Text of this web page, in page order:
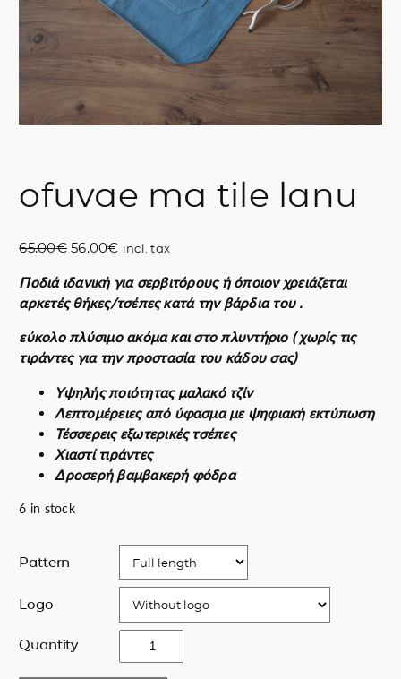
ofuvae ma tile lanu
65.00€ O
i
g
a
l
p
r
i
c
w
.
56.00€C
r
r
p
r
i
c
e
6
0
€
incl. tax
Ποδιά ιδανική για σερβιτόρους ή όποιον χρειάζεται
αρκετές θήκες/τσέπες κατά την βάρδια του .
εύκολο πλύσιμο ακόμα και στο πλυντήριο ( χωρίς τις
τιράντες για την προστασία του κάδου σας)
Υψηλής ποιότητας μαλακό τζίν
Λεπτομέρειες από ύφασμα με ψηφιακή εκτύπωση
Τέσσερεις εξωτερικές τσέπες
Χιαστί τιράντες
Δροσερή βαμβακερή φόδρα
6 in stock
Pattern
Logo
Quantity
f